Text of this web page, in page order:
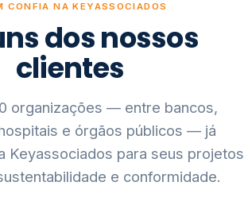
CONFIA NA KEYASSOCIADOS
dos nossos
clientes
organizações — entre bancos,
e órgãos públicos — já
Keyassociados para seus projetos
e conformidade.